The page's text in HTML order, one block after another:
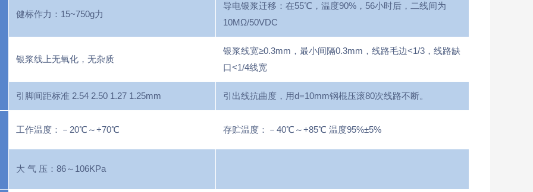
健标作力：15~750g力
导电银浆迁移：在55℃，温度90%，56小时后，二线间为
10MΩ/50VDC
银浆线上无氧化，无杂质
银浆线宽≥0.3mm，最小间隔0.3mm，线路毛边<1/3，线路缺
口<1/4线宽
引脚间距标准 2.54 2.50 1.27 1.25mm 引出线抗曲度，用d=10mm钢棍压滚80次线路不断。
工作温度：－20℃～+70℃ 存贮温度：－40℃～+85℃ 温度95%±5%
大 气 压：86～106KPa